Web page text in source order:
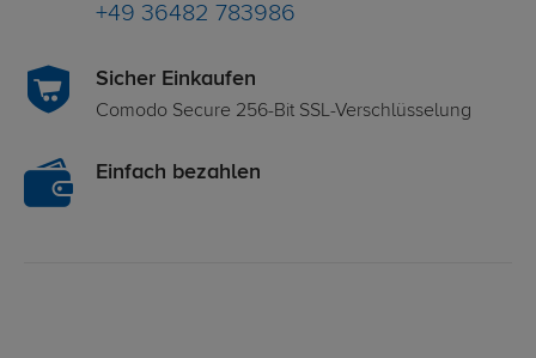
+49 36482 783986
Sicher Einkaufen
Comodo Secure 256-Bit SSL-Verschlüsselung
Einfach bezahlen